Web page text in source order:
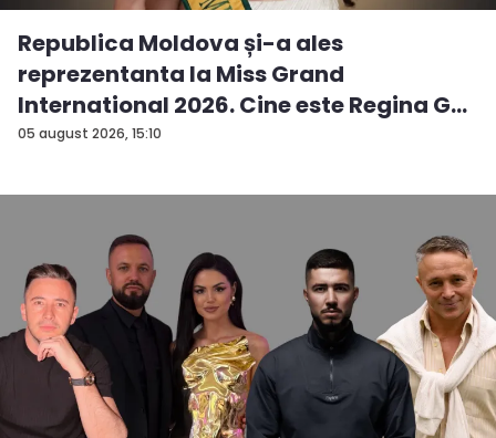
05 august 2026, 15:10
Republica Moldova și-a ales
reprezentanta la Miss Grand
International 2026. Cine este Regina G...